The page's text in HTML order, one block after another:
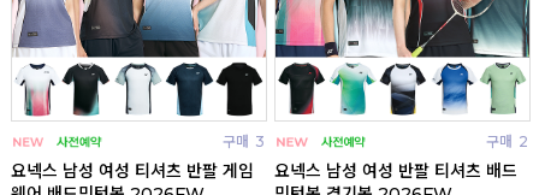
구매 3
요넥스 남성 여성 티셔츠 반팔 게임
구매 2
요넥스 남성 여성 반팔 티셔츠 배드